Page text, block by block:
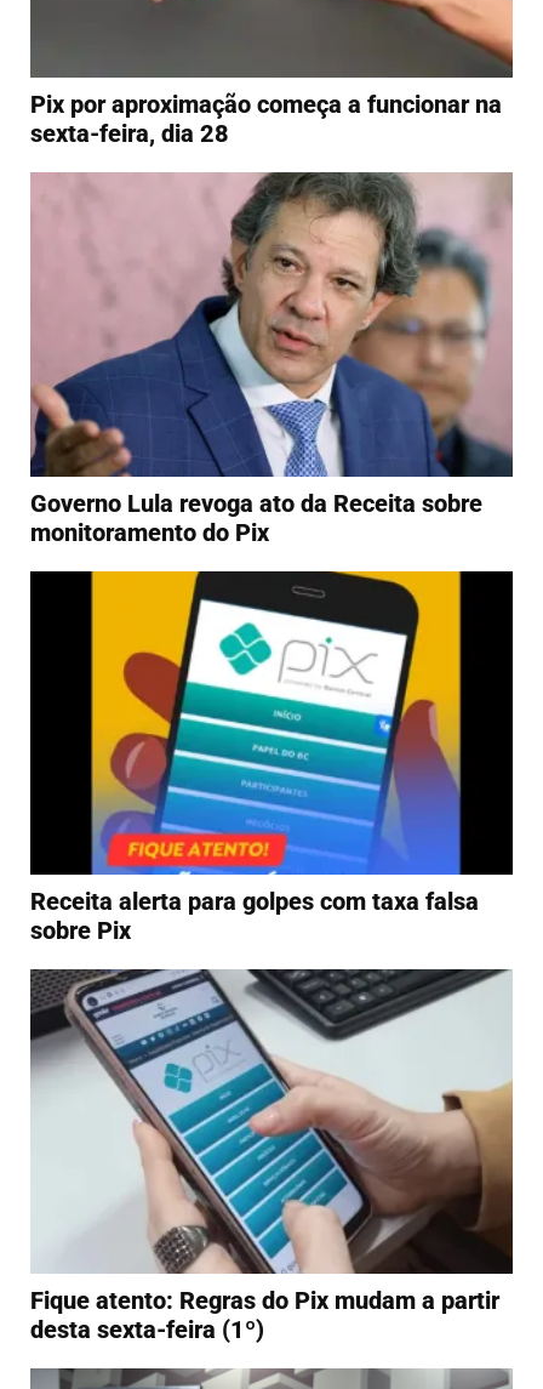
Pix por aproximação começa a funcionar na
sexta-feira, dia 28
Governo Lula revoga ato da Receita sobre
monitoramento do Pix
Receita alerta para golpes com taxa falsa
sobre Pix
Fique atento: Regras do Pix mudam a partir
desta sexta-feira (1º)